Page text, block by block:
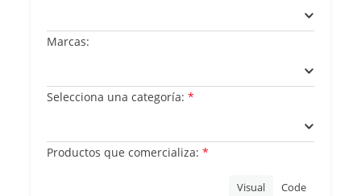
Marcas:
Selecciona una categoría: *
Productos que comercializa: *
Visual Code